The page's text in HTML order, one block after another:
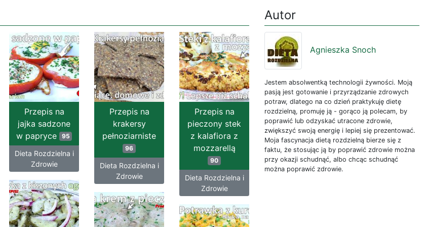
Przepis na
jajka sadzone
w papryce
95
Dieta Rozdzielna i
Zdrowie
Przepis na
krakersy
pełnoziarniste
96
Dieta Rozdzielna i
Zdrowie
Przepis na
pieczony stek
z kalafiora z
mozzarellą
90
Dieta Rozdzielna i
Zdrowie
Autor
Agnieszka Snoch
Jestem absolwentką technologii żywności. Moją
pasją jest gotowanie i przyrządzanie zdrowych
potraw, dlatego na co dzień praktykuję dietę
rozdzielną, promuję ją - gorąco ją polecam, by
poprawić lub odzyskać utracone zdrowie,
zwiększyć swoją energię i lepiej się prezentować.
Moja fascynacja dietą rozdzielną bierze się z
faktu, że stosując ją by poprawić zdrowie można
przy okazji schudnąć, albo chcąc schudnąć
można poprawić zdrowie.